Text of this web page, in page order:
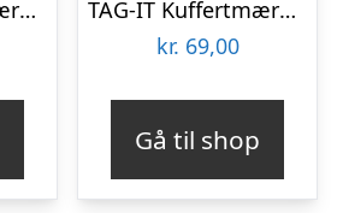
TAG-IT Kuffertmærke – Nyt design – Navy
TAG-IT Kuffertmærke – Nyt design – Rød
kr. 69,00
Gå til shop